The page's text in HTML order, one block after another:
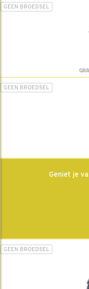
GEEN BROEDSEL
GEEN BROEDSEL
Geniet je
GEEN BROEDSEL